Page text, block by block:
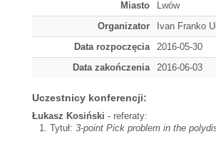
Miasto
Lwów
Organizator
Ivan Franko
Data rozpoczęcia
2016-05-30
Data zakończenia
2016-06-03
Uczestnicy konferencji:
Łukasz Kosiński - referaty:
Tytuł: 3-point Pick problem in the